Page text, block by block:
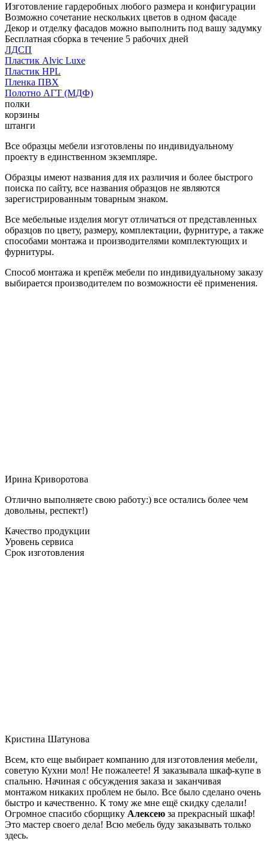
Изготовление гардеробных любого размера и конфигурации
Возможно сочетание нескольких цветов в одном фасаде
Декор и отделку фасадов можно выполнить под вашу задумку
Бесплатная сборка в течение 5 рабочих дней
ЛДСП
Пластик Alvic Luxe
Пластик HPL
Пленка ПВХ
Полотно АГТ (МДФ)
полки
корзины
штанги
Все образцы мебели изготовлены по индивидуальному
проекту в единственном экземпляре.
Образцы имеют названия для их различия и более быстрого
поиска по сайту, все названия образцов не являются
зарегистрированным товарным знаком.
Все мебельные изделия могут отличаться от представленных
образцов по цвету, размеру, комплектации, фурнитуре, а также
способами монтажа и производителями комплектующих и
фурнитуры.
Способ монтажа и крепёж мебели по индивидуальному заказу
выбирается производителем по возможности её применения.
Ирина Криворотова
Отлично выполняете свою работу:) все остались более чем
довольны, респект!)
Качество продукции
Уровень сервиса
Срок изготовления
Кристина Шатунова
Всем, кто еще выбирает компанию для изготовления мебели,
советую Кухни мол! Не пожалеете! Я заказывала шкаф-купе в
спальню. Начиная с обсуждения заказа и заканчивая
монтажом никаких проблем не было. Все было сделано очень
быстро и качественно. К тому же мне ещё скидку сделали!
Огромное спасибо сборщику Алексею за прекрасный шкаф!
Это мастер своего дела! Всю мебель буду заказывать только
здесь.